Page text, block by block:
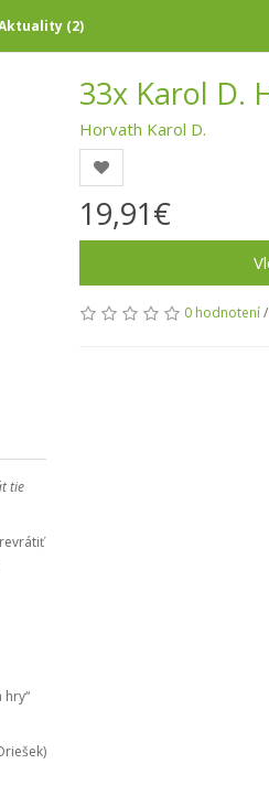
(2)
tie
33x Karol D.
Horvath Karol D.
19,91€
0 hodnotení/